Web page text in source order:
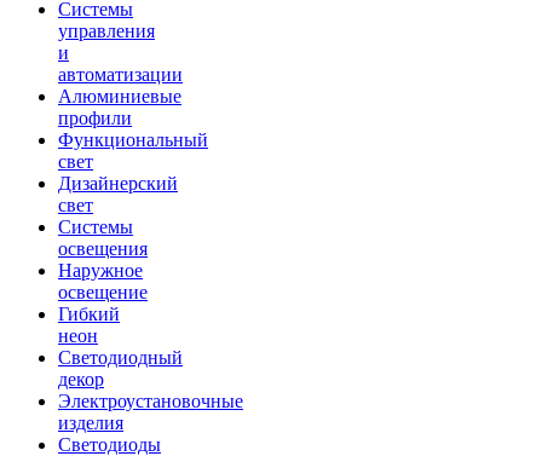
Системы
управления
и
автоматизации
Алюминиевые
профили
Функциональный
свет
Дизайнерский
свет
Системы
освещения
Наружное
освещение
Гибкий
неон
Светодиодный
декор
Электроустановочные
изделия
Светодиоды